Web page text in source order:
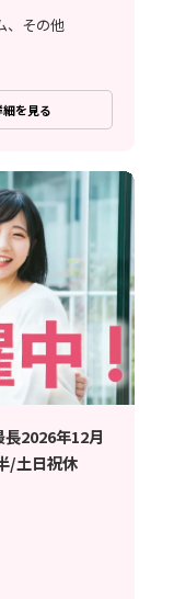
、その他
細を見る
長2026年12月
/土日祝休